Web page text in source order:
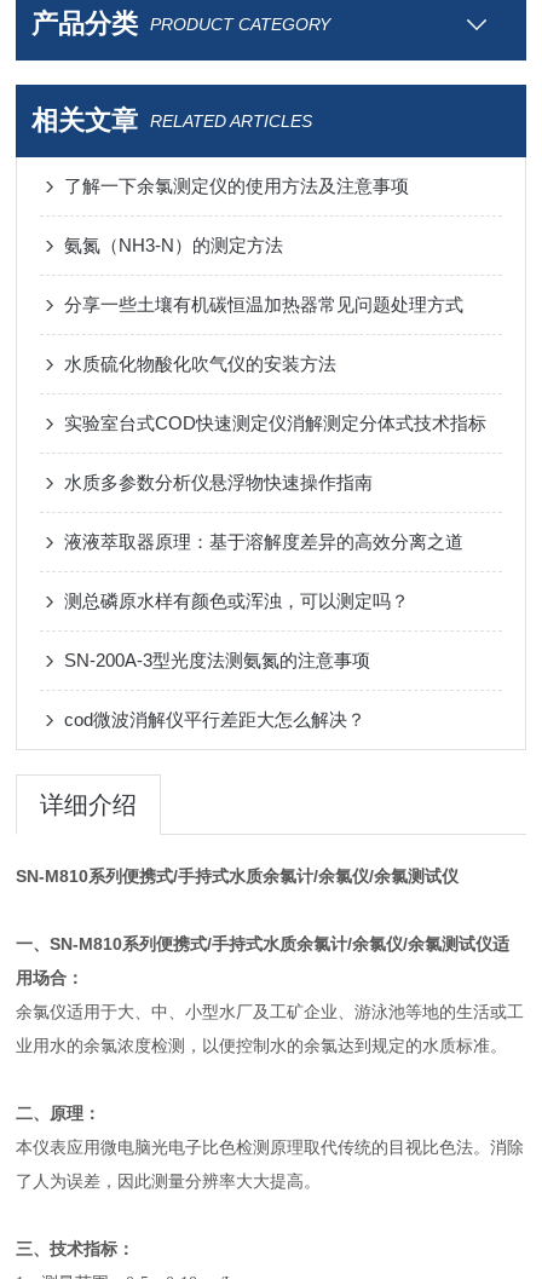
产品分类 PRODUCT CATEGORY
相关文章 RELATED ARTICLES
了解一下余氯测定仪的使用方法及注意事项
氨氮（NH3-N）的测定方法
分享一些土壤有机碳恒温加热器常见问题处理方式
水质硫化物酸化吹气仪的安装方法
实验室台式COD快速测定仪消解测定分体式技术指标
水质多参数分析仪悬浮物快速操作指南
液液萃取器原理：基于溶解度差异的高效分离之道
测总磷原水样有颜色或浑浊，可以测定吗？
SN-200A-3型光度法测氨氮的注意事项
cod微波消解仪平行差距大怎么解决？
详细介绍
SN-M810系列便携式/手持式水质余氯计/余氯仪/余氯测试仪
一、SN-M810系列便携式/手持式水质余氯计/余氯仪/余氯测试仪适
用场合：
余氯仪适用于大、中、小型水厂及工矿企业、游泳池等地的生活或工
业用水的余氯浓度检测，以便控制水的余氯达到规定的水质标准。
二、 原理：
本仪表应用微电脑光电子比色检测原理取代传统的目视比色法。消除
了人为误差，因此测量分辨率大大提高。
三、技术指标：